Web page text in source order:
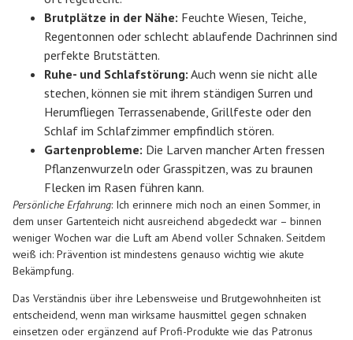
Brutplätze in der Nähe: Feuchte Wiesen, Teiche,
Regentonnen oder schlecht ablaufende Dachrinnen sind
perfekte Brutstätten.
Ruhe- und Schlafstörung: Auch wenn sie nicht alle
stechen, können sie mit ihrem ständigen Surren und
Herumfliegen Terrassenabende, Grillfeste oder den
Schlaf im Schlafzimmer empfindlich stören.
Gartenprobleme: Die Larven mancher Arten fressen
Pflanzenwurzeln oder Grasspitzen, was zu braunen
Flecken im Rasen führen kann.
Persönliche Erfahrung: Ich erinnere mich noch an einen Sommer, in
dem unser Gartenteich nicht ausreichend abgedeckt war – binnen
weniger Wochen war die Luft am Abend voller Schnaken. Seitdem
weiß ich: Prävention ist mindestens genauso wichtig wie akute
Bekämpfung.
Das Verständnis über ihre Lebensweise und Brutgewohnheiten ist
entscheidend, wenn man wirksame hausmittel gegen schnaken
einsetzen oder ergänzend auf Profi-Produkte wie das Patronus